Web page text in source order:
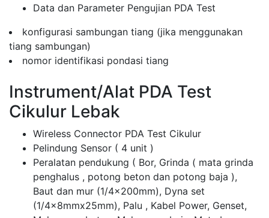
Data dan Parameter Pengujian PDA Test
konfigurasi sambungan tiang (jika menggunakan
tiang sambungan)
nomor identifikasi pondasi tiang
Instrument/Alat PDA Test
Cikulur Lebak
Wireless Connector PDA Test Cikulur
Pelindung Sensor ( 4 unit )
Peralatan pendukung ( Bor, Grinda ( mata grinda
penghalus , potong beton dan potong baja ),
Baut dan mur (1/4x200mm), Dyna set
(1/4x8mmx25mm), Palu , Kabel Power, Genset,